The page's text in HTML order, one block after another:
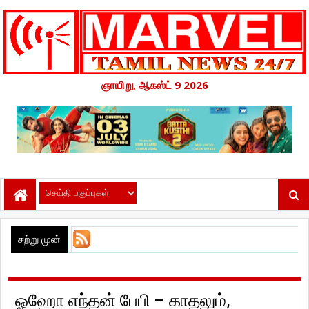
ஞாயிறு, ஆகஸ்ட் 9 2026
சற்று முன்
ஓஹோ எந்தன் பேபி – காதலும்,